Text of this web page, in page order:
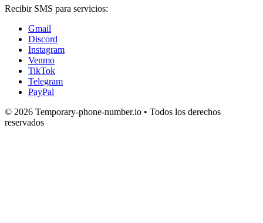
Recibir SMS para servicios:
Gmail
Discord
Instagram
Venmo
TikTok
Telegram
PayPal
© 2026 Temporary-phone-number.io • Todos los derechos
reservados